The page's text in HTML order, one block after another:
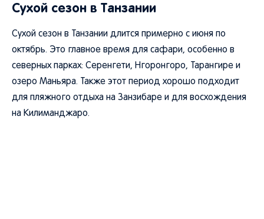
Сухой сезон в Танзании
Сухой сезон в Танзании длится примерно с июня по
октябрь. Это главное время для сафари, особенно в
северных парках: Серенгети, Нгоронгоро, Тарангире и
озеро Маньяра. Также этот период хорошо подходит
для пляжного отдыха на Занзибаре и для восхождения
на Килиманджаро.